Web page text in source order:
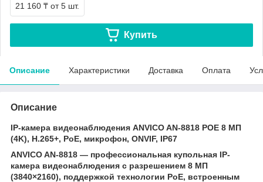
21 160 ₸ от 5 шт.
Купить
Описание Характеристики Доставка Оплата
Описание
IP-камера видеонаблюдения ANVICO AN-8818 POE 8 МП
(4K), H.265+, PoE, микрофон, ONVIF, IP67
ANVICO AN-8818 — профессиональная купольная IP-
камера видеонаблюдения с разрешением 8 МП
(3840×2160), поддержкой технологии PoE, встроенным